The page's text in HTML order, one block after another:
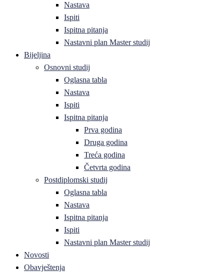
Nastava
Ispiti
Ispitna pitanja
Nastavni plan Master studij
Bijeljina
Osnovni studij
Oglasna tabla
Nastava
Ispiti
Ispitna pitanja
Prva godina
Druga godina
Treća godina
Četvrta godina
Postdiplomski studij
Oglasna tabla
Nastava
Ispitna pitanja
Ispiti
Nastavni plan Master studij
Novosti
Obavještenja